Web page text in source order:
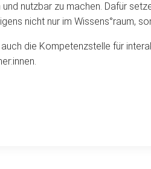
nutzbar zu machen. Dafür
nicht nur im Wissens°raum,
die Kompetenzstelle für